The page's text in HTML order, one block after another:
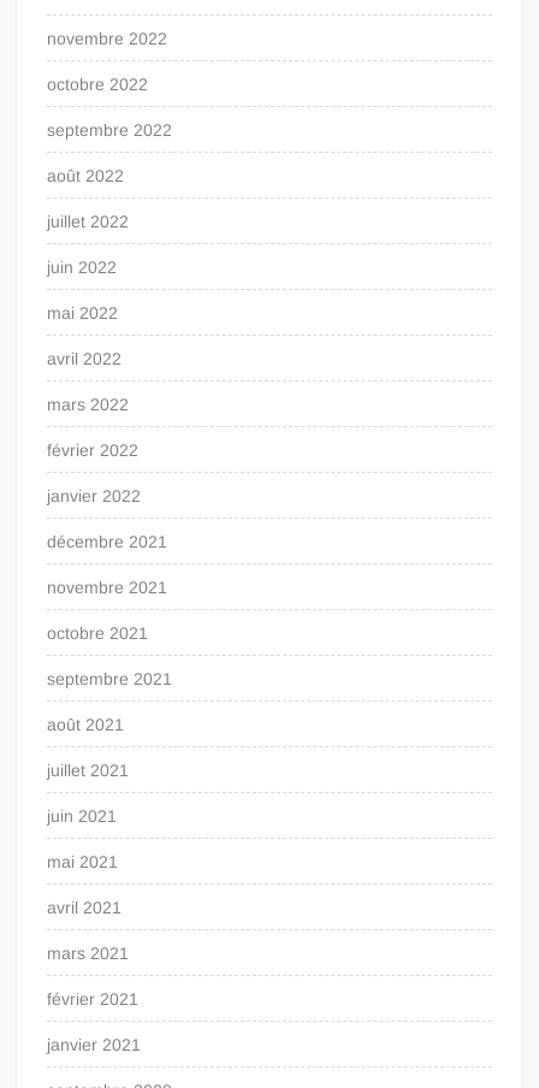
novembre 2022
octobre 2022
septembre 2022
août 2022
juillet 2022
juin 2022
mai 2022
avril 2022
mars 2022
février 2022
janvier 2022
décembre 2021
novembre 2021
octobre 2021
septembre 2021
août 2021
juillet 2021
juin 2021
mai 2021
avril 2021
mars 2021
février 2021
janvier 2021